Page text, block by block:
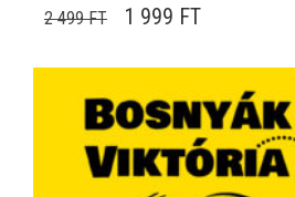
2 499FT ORIGINAL PRICE
1 999 FTCURRENT